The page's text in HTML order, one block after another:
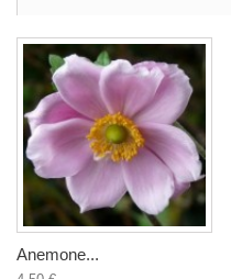
Anemone...